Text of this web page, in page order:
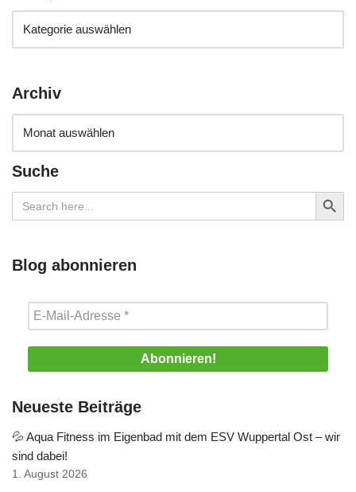
Archiv
Suche
for:
Search Button
Blog abonnieren
Neueste Beiträge
💦 Aqua Fitness im Eigenbad mit dem ESV Wuppertal Ost – wir
sind dabei!
1. August 2026